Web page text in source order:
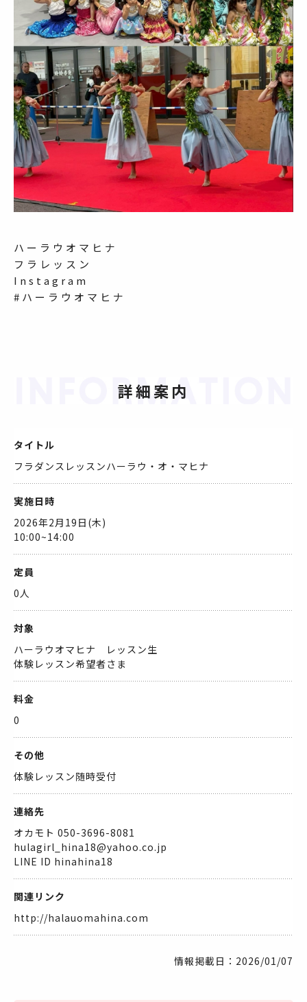
ハーラウオマヒナ
フラレッスン
Instagram
#ハーラウオマヒナ
詳細案内
タイトル
フラダンスレッスンハーラウ・オ・マヒナ
実施日時
2026年2月19日(木)
10:00~14:00
定員
0人
対象
ハーラウオマヒナ レッスン生
体験レッスン希望者さま
料金
0
その他
体験レッスン随時受付
連絡先
オカモト 050-3696-8081
hulagirl_hina18@yahoo.co.jp
LINE ID hinahina18
関連リンク
http://halauomahina.com
情報掲載日：2026/01/07